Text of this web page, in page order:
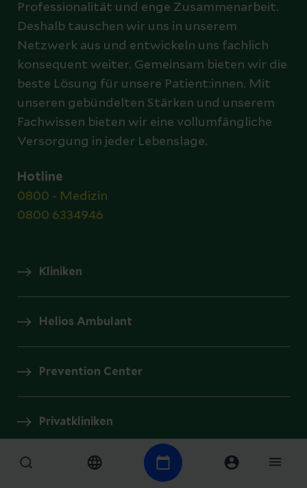
Professionalität und enge Zusammenarbeit.
Deshalb tauschen wir uns in unserem
Netzwerk aus und entwickeln uns fachlich
konsequent weiter. Gemeinsam bieten wir die
beste Lösung für unsere Patient:innen. Mit
unseren gebündelten Stärken und unserem
Fachwissen bieten wir eine vollumfängliche
Versorgung in jeder Lebenslage.
Hotline
0800 - Medizin
0800 6334946
Kliniken
Helios Ambulant
Prevention Center
Privatkliniken
Gesundheitsmagazin